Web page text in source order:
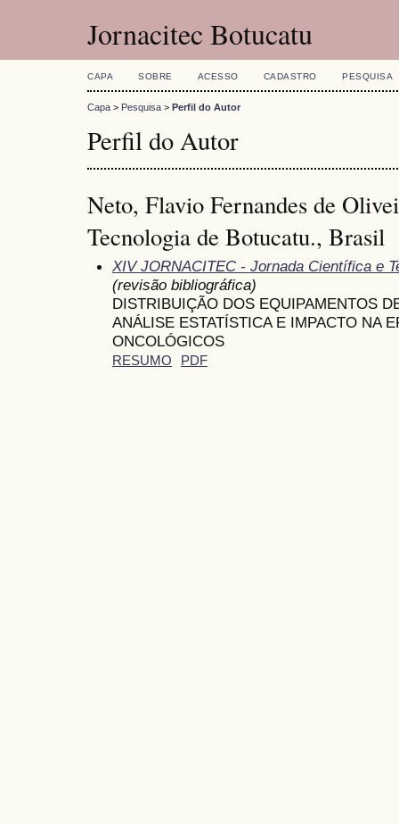
Jornacitec Botucatu
CAPA SOBRE ACESSO CADASTRO PESQUISA
Capa > Pesquisa > Perfil do Autor
Perfil do Autor
Neto, Flavio Fernandes de
Tecnologia de Botucatu., Brasil
XIV JORNACITEC - Jornada Científica e
(revisão bibliográfica)
DISTRIBUIÇÃO DOS EQUIPAMENTOS
ANÁLISE ESTATÍSTICA E IMPACTO NA
ONCOLÓGICOS
RESUMO PDF